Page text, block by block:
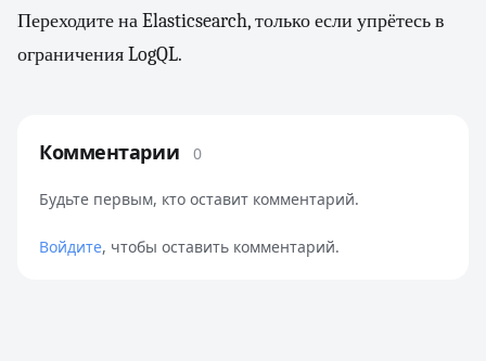
Переходите на Elasticsearch, только если упрётесь в
ограничения LogQL.
Комментарии 0
Будьте первым, кто оставит комментарий.
Войдите, чтобы оставить комментарий.